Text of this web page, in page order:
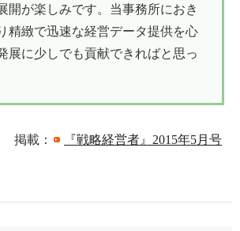
開が楽しみです。当事務所におき
精緻で迅速な経営データ提供を心
展に少しでも貢献できればと思っ
掲載： 『戦略経営者』2015年5月号